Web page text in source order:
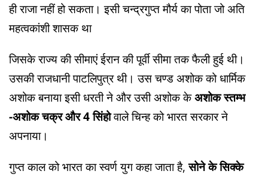
ही राजा नहीं हो सकता। इसी चन्द्रगुप्त मौर्य का पोता जो अति
महत्वकांशी शासक था
जिसके राज्य की सीमाएं ईरान की पूर्वी सीमा तक फैली हुई थी।
उसकी राजधानी पाटलिपुत्र थी। उस चण्ड अशोक को धार्मिक
अशोक बनाया इसी धरती ने और उसी अशोक केअशोक स्तम्भ
-अशोक चक्र और 4 सिंहोवाले चिन्ह को भारत सरकार ने
अपनाया।
गुप्त काल को भारत का स्वर्ण युग कहा जाता है,सोने के सिक्के